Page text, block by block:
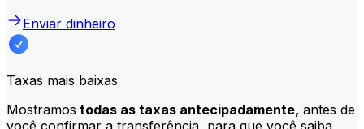
Enviar dinheiro
Taxas mais baixas
Mostramos todas as taxas antecipadamente, antes de
você confirmar a transferência, para que você saiba